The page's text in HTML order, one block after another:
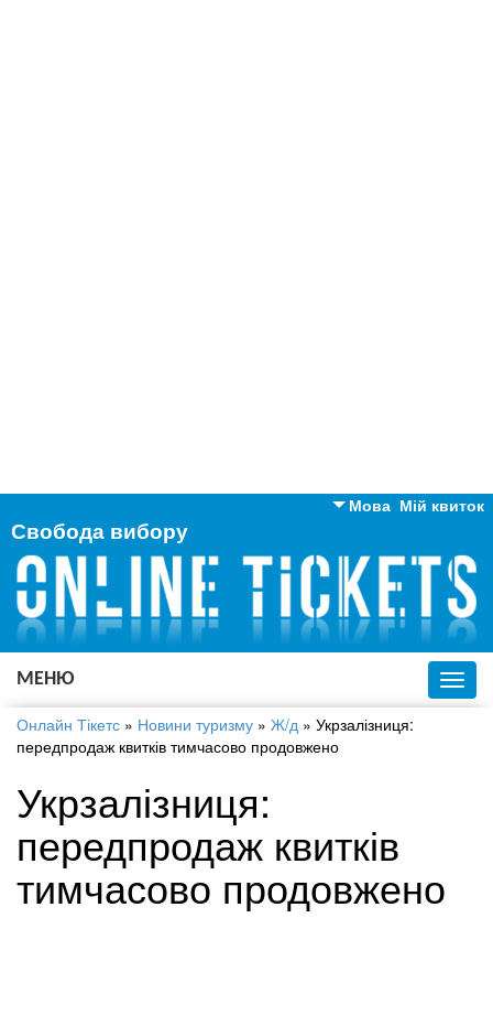
Мій квиток
Мова
Англійська
Російська
Українська
Свобода вибору
МЕНЮ
Онлайн Тікетс » Новини туризму » Ж/д » Укрзалізниця:
передпродаж квитків тимчасово продовжено
Укрзалізниця:
передпродаж квитків
тимчасово продовжено